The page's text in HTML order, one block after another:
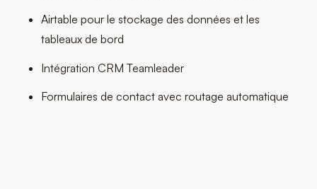
Airtable pour le stockage des données et les
tableaux de bord
Intégration CRM Teamleader
Formulaires de contact avec routage automatique